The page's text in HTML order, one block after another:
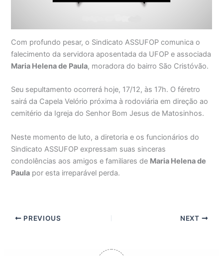
Com profundo pesar, o Sindicato ASSUFOP comunica o
falecimento da servidora aposentada da UFOP e associada
Maria Helena de Paula, moradora do bairro São Cristóvão.
Seu sepultamento ocorrerá hoje, 17/12, às 17h. O féretro
sairá da Capela Velório próxima à rodoviária em direção ao
cemitério da Igreja do Senhor Bom Jesus de Matosinhos.
Neste momento de luto, a diretoria e os funcionários do
Sindicato ASSUFOP expressam suas sinceras
condolências aos amigos e familiares de Maria Helena de
Paula por esta irreparável perda.
PREVIOUS NEXT